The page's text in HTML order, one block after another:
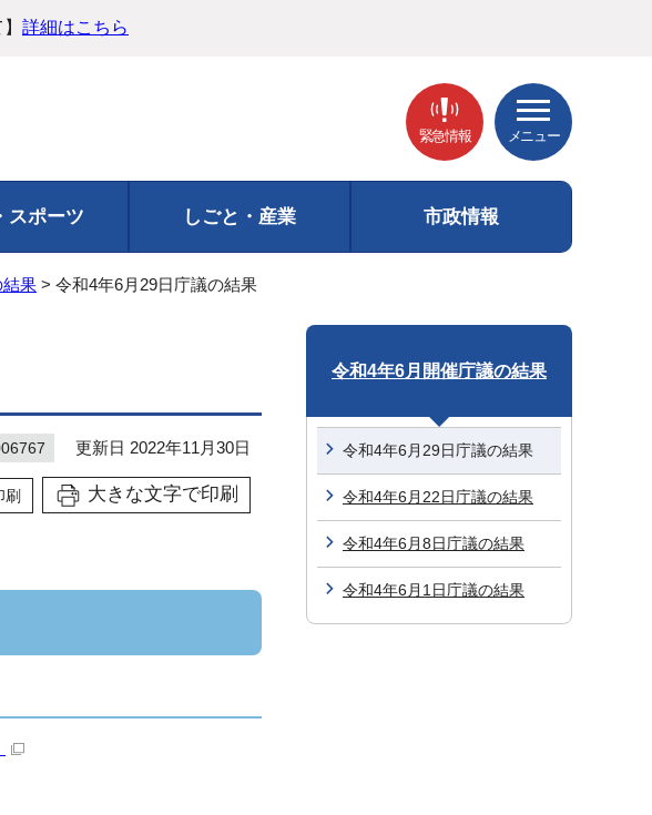
詳細はこちら
緊急情報 メニュー
スポーツ しごと・産業 市政情報
果 > 令和4年6月29日庁議の結果
更新日 2022年11月30日
刷 大きな文字で印刷
令和4年6月開催庁議の結果
令和4年6月29日庁議の結果
令和4年6月22日庁議の結果
令和4年6月8日庁議の結果
令和4年6月1日庁議の結果